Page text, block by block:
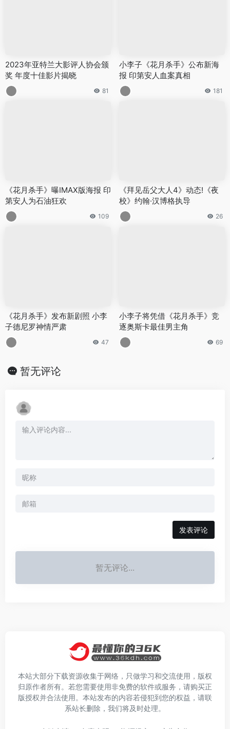
2023年亚特兰大影评人协会颁
奖 年度十佳影片揭晓
81
小李子《花月杀手》公布新海
报 印第安人血案真相
181
《花月杀手》曝IMAX版海报 印
第安人为石油狂欢
109
《拜见岳父大人4》动态!《夜
校》约翰·汉博格执导
26
《花月杀手》发布新剧照 小李
子德尼罗神情严肃
47
小李子将凭借《花月杀手》竞
逐奥斯卡最佳男主角
69
暂无评论
发表评论
暂无评论...
本站大部分下载资源收集于网络，只做学习和交流使用，版权
归原作者所有。若您需要使用非免费的软件或服务，请购买正
版授权并合法使用。本站发布的内容若侵犯到您的权益，请联
系站长删除，我们将及时处理。